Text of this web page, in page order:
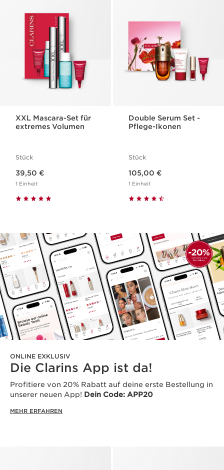
XXL Mascara-Set für
extremes Volumen
Stück
39,50 €
1 Einheit
Double Serum Set -
Pflege-Ikonen
Stück
105,00 €
1 Einheit
ONLINE EXKLUSIV
Die Clarins App ist da!
Profitiere von 20% Rabatt auf deine erste Bestellung in
unserer neuen App! Dein Code: APP20
MEHR ERFAHREN